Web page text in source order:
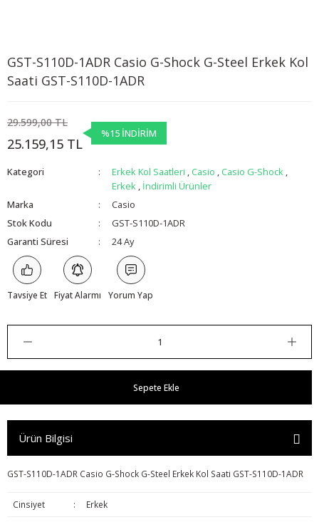
GST-S110D-1ADR Casio G-Shock G-Steel Erkek Kol
Saati GST-S110D-1ADR
29.599,00 TL
25.159,15 TL
%15 İNDİRİM
Kategori Erkek Kol Saatleri , Casio , Casio G-Shock ,
Erkek , İndirimli Ürünler
Marka
Casio
Stok Kodu
GST-S110D-1ADR
Garanti Süresi
24 Ay
Tavsiye Et Fiyat Alarmı Yorum Yap
Sepete Ekle
Ürün Bilgisi
GST-S110D-1ADR Casio G-Shock G-Steel Erkek Kol Saati GST-S110D-1ADR
Cinsiyet : Erkek